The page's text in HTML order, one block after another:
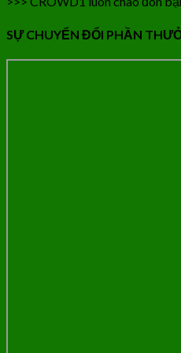
SỰ CHUYỂN ĐỔI PHẦN